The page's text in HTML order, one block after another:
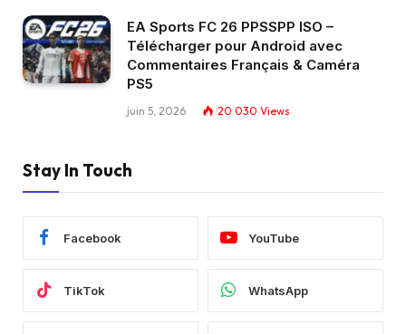
EA Sports FC 26 PPSSPP ISO –
Télécharger pour Android avec
Commentaires Français & Caméra
PS5
juin 5, 2026 20 030 Views
Stay In Touch
Facebook YouTube
TikTok WhatsApp